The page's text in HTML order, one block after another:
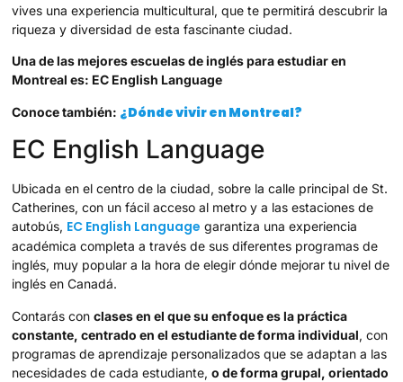
vives una experiencia multicultural, que te permitirá descubrir la
riqueza y diversidad de esta fascinante ciudad.
Una de las mejores escuelas de inglés para estudiar en
Montreal es: EC English Language
Conoce también: ¿Dónde vivir en Montreal?
EC English Language
Ubicada en el centro de la ciudad, sobre la calle principal de St.
Catherines, con un fácil acceso al metro y a las estaciones de
autobús, EC English Language garantiza una experiencia
académica completa a través de sus diferentes programas de
inglés, muy popular a la hora de elegir dónde mejorar tu nivel de
inglés en Canadá.
Contarás conclases en el que su enfoque es la práctica
constante, centrado en el estudiante de forma individual, con
programas de aprendizaje personalizados que se adaptan a las
necesidades de cada estudiante,o de forma grupal, orientado